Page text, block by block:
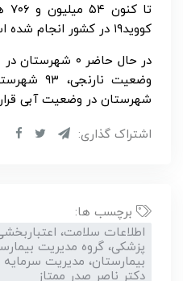
کووید۱۹ در کشور انجام شده است.
شهرستان در وضعیت آبی قرار
اشتراک گذاری:
برچسب ها:
اطلاعات سلامت،
پزشکی، گروه مدیریت
بیمارستان، مدیریت
دکتر ناصر صدر ممتاز